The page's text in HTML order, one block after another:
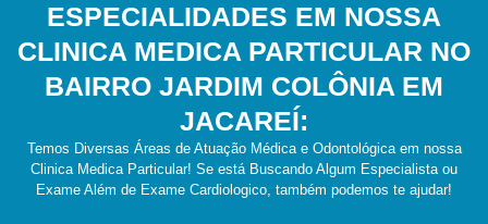
ESPECIALIDADES EM NOSSA
CLINICA MEDICA PARTICULAR NO
BAIRRO JARDIM COLÔNIA EM
JACAREÍ:
Temos Diversas Áreas de Atuação Médica e Odontológica em nossa
Clinica Medica Particular! Se está Buscando Algum Especialista ou
Exame Além de Exame Cardiologico, também podemos te ajudar!